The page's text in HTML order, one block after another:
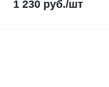
1 230руб./шт